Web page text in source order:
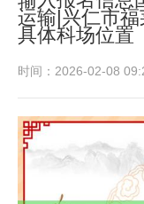
运输|兴仁市
具体科场位置
时间：2026-02-08